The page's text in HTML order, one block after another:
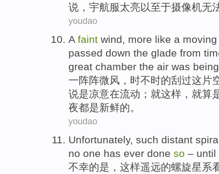
说 ，宇航服太亮以至于摄像机无
youdao
A faint wind, more like a moving
passed down the glade from
great chamber the air was
一阵阵微风 ，时不时的刮过这 片
说是凉意在流动 ；就这样 ， 就算
夜都是新鲜的。
youdao
Unfortunately, such distant
no one has ever done so – until
不幸的是， 这样遥远的螺旋星系